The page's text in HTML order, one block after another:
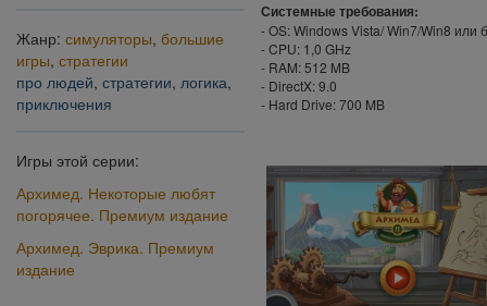
Жанр: симуляторы, большие
игры, стратегии
про людей, стратегии, логика,
приключения
Игры этой серии:
Архимед. Некоторые любят
погорячее. Премиум издание
Архимед. Эврика. Премиум
издание
Системные требования:
- OS: Windows Vista/ Win7/Win8 или
- CPU: 1,0 GHz
- RAM: 512 MB
- DirectX: 9.0
- Hard Drive: 700 MB